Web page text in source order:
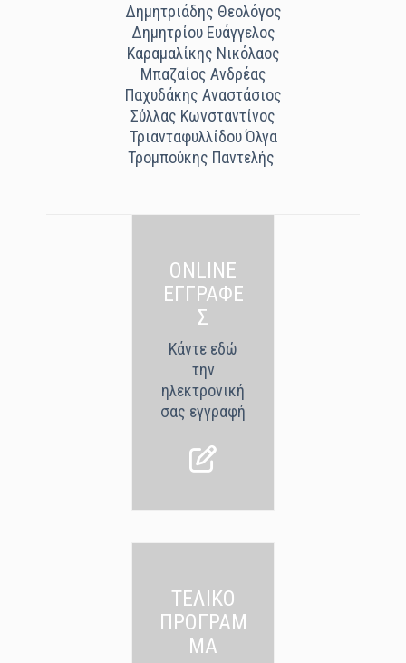
Δημητριάδης Θεολόγος
Δημητρίου Ευάγγελος
Καραμαλίκης Νικόλαος
Μπαζαίος Ανδρέας
Παχυδάκης Αναστάσιος
Σύλλας Κωνσταντίνος
Τριανταφυλλίδου Όλγα
Τρομπούκης Παντελής
ONLINE
ΕΓΓΡΑΦΕ
Σ
Κάντε εδώ
την
ηλεκτρονική
σας εγγραφή
ΤΕΛΙΚΟ
ΠΡΟΓΡΑΜ
ΜΑ